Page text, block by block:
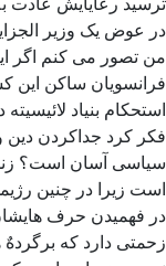
در عوض یک وزیر
من تصور می کنم اگر
فرانسویان ساکن این
استحکام بنیاد
فکر کرد جداکردن دین
سیاسی آسان است؟
است زیرا در چنین
در فهمیدن حرف
زحمتی دارد که